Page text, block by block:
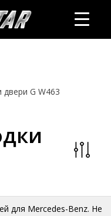
G W463
для Mercedes-Benz. Не